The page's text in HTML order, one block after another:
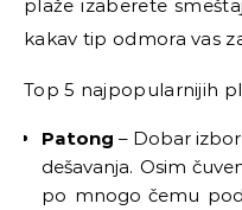
plaže izaberete
kakav tip odmora vas
Top 5 najpopularnijih
Patong – Dobar
dešavanja. Osim
po mnogo čemu